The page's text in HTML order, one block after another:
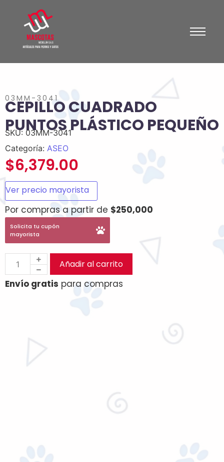
03MM-3041
CEPILLO CUADRADO
PUNTOS PLÁSTICO PEQUEÑO
SKU: 03MM-3041
Categoría: ASEO
$6,379.00
Ver precio mayorista
Por compras a partir de $250,000
Solicita tu cupón
mayorista
Añadir al carrito
Envío gratis para compras